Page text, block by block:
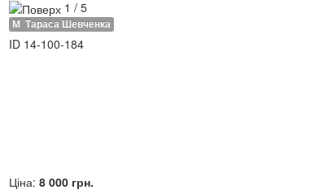
1 / 5
М Тараса Шевченка
ID 14-100-184
Ціна: 8 000 грн.